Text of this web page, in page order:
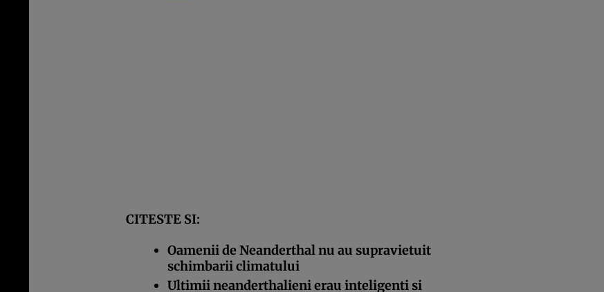
CITESTE SI:
Oamenii de Neanderthal nu au supravietuit
schimbarii climatului
Ultimii neanderthalieni erau inteligenti si